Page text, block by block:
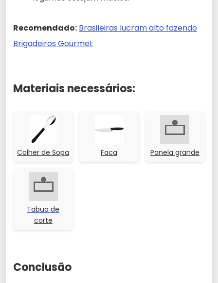
Recomendado: Brasileiras lucram alto fazendo
Brigadeiros Gourmet
Materiais necessários:
Colher de Sopa Faca Panela grande
Tabua de
corte
Conclusão